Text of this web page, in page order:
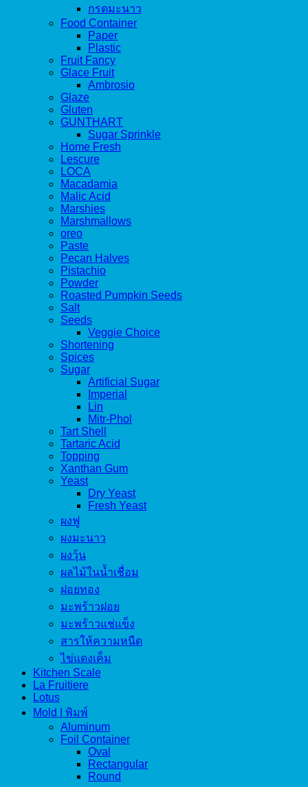
กรดมะนาว
Food Container
Paper
Plastic
Fruit Fancy
Glace Fruit
Ambrosio
Glaze
Gluten
GUNTHART
Sugar Sprinkle
Home Fresh
Lescure
LOCA
Macadamia
Malic Acid
Marshies
Marshmallows
oreo
Paste
Pecan Halves
Pistachio
Powder
Roasted Pumpkin Seeds
Salt
Seeds
Veggie Choice
Shortening
Spices
Sugar
Artificial Sugar
Imperial
Lin
Mitr-Phol
Tart Shell
Tartaric Acid
Topping
Xanthan Gum
Yeast
Dry Yeast
Fresh Yeast
ผงฟู
ผงมะนาว
ผงวุ้น
ผลไม้ในน้ำเชื่อม
ฝอยทอง
มะพร้าวฝอย
มะพร้าวแช่แข็ง
สารให้ความหนืด
ไข่แดงเค็ม
Kitchen Scale
La Fruitiere
Lotus
Mold | พิมพ์
Aluminum
Foil Container
Oval
Rectangular
Round